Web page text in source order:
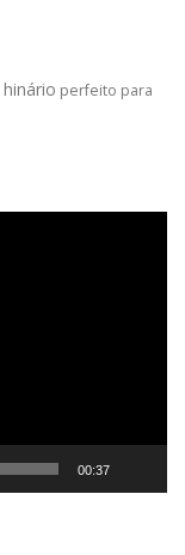
hinário perfeito para
00:37